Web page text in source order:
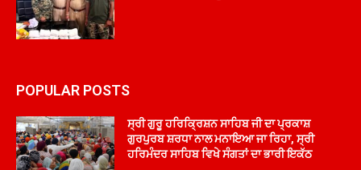
POPULAR POSTS
ਸ੍ਰੀ ਗੁਰੂ ਹਰਿਕ੍ਰਿਸ਼ਨ ਸਾਹਿਬ ਜੀ ਦਾ ਪ੍ਰਕਾਸ਼
ਗੁਰਪੁਰਬ ਸ਼ਰਧਾ ਨਾਲ ਮਨਾਇਆ ਜਾ ਰਿਹਾ, ਸ੍ਰੀ
ਹਰਿਮੰਦਰ ਸਾਹਿਬ ਵਿਖੇ ਸੰਗਤਾਂ ਦਾ ਭਾਰੀ ਇਕੱਠ